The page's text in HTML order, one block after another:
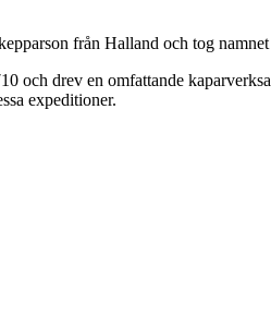
från Halland och tog
och drev en omfattande
expeditioner.